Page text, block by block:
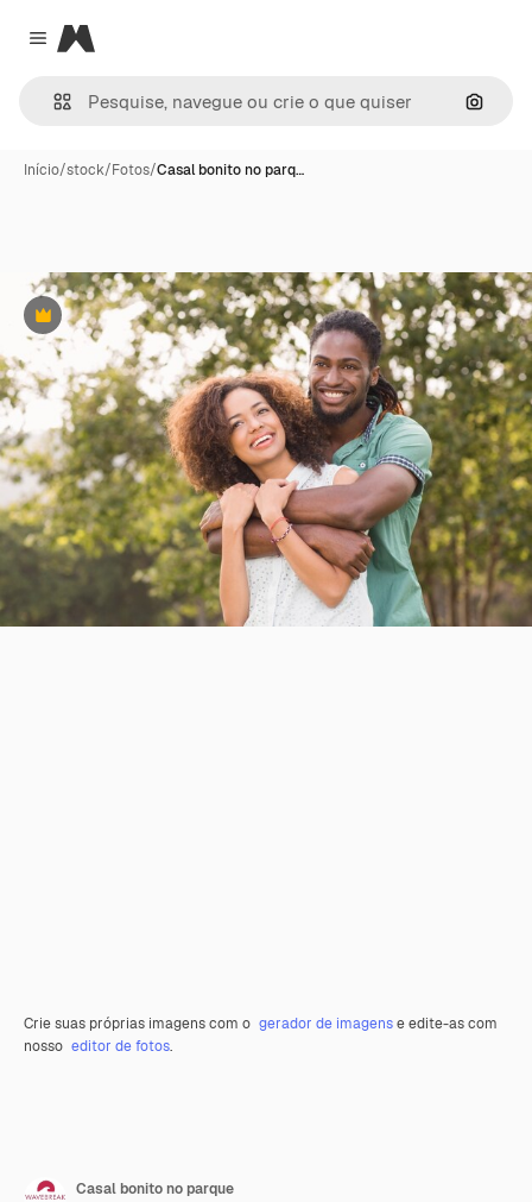
Close menu
Magnific
Início/stock/Fotos/Casal bonito no parq…
Premium
Crie suas próprias imagens com o gerador de imagense edite-as com
nosso editor de fotos.
Casal bonito no parque